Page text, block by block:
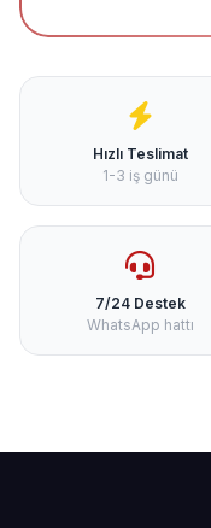
Hızlı Teslimat
1-3 iş günü
7/24 Destek
WhatsApp hattı